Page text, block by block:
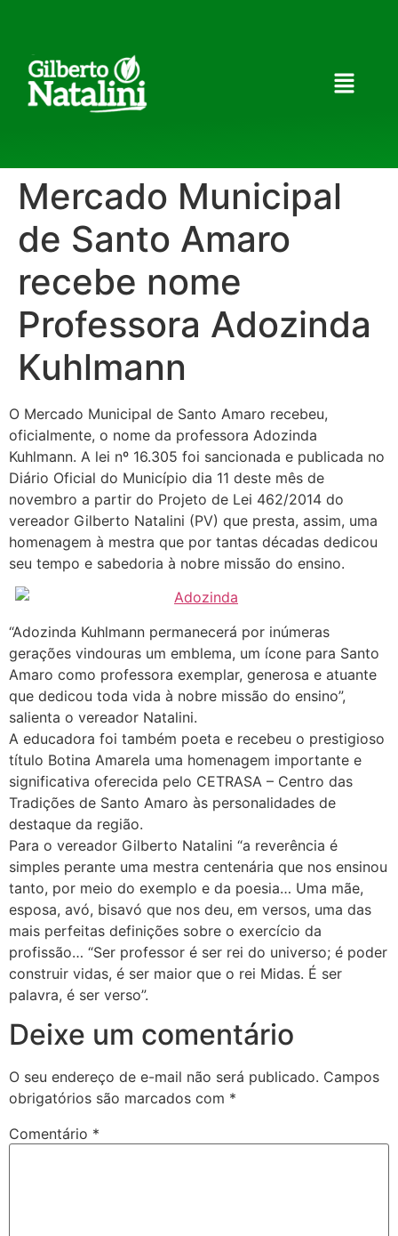
Mercado Municipal
de Santo Amaro
recebe nome
Professora Adozinda
Kuhlmann
O Mercado Municipal de Santo Amaro recebeu,
oficialmente, o nome da professora Adozinda
Kuhlmann. A lei nº 16.305 foi sancionada e publicada no
Diário Oficial do Município dia 11 deste mês de
novembro a partir do Projeto de Lei 462/2014 do
vereador Gilberto Natalini (PV) que presta, assim, uma
homenagem à mestra que por tantas décadas dedicou
seu tempo e sabedoria à nobre missão do ensino.
“Adozinda Kuhlmann permanecerá por inúmeras
gerações vindouras um emblema, um ícone para Santo
Amaro como professora exemplar, generosa e atuante
que dedicou toda vida à nobre missão do ensino”,
salienta o vereador Natalini.
A educadora foi também poeta e recebeu o prestigioso
título Botina Amarela uma homenagem importante e
significativa oferecida pelo CETRASA – Centro das
Tradições de Santo Amaro às personalidades de
destaque da região.
Para o vereador Gilberto Natalini “a reverência é
simples perante uma mestra centenária que nos ensinou
tanto, por meio do exemplo e da poesia… Uma mãe,
esposa, avó, bisavó que nos deu, em versos, uma das
mais perfeitas definições sobre o exercício da
profissão… “Ser professor é ser rei do universo; é poder
construir vidas, é ser maior que o rei Midas. É ser
palavra, é ser verso”.
Deixe um comentário
O seu endereço de e-mail não será publicado. Campos
obrigatórios são marcados com *
Comentário *